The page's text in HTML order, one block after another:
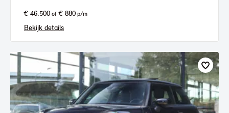
€ 46.500 of € 880 p/m
Bekijk details